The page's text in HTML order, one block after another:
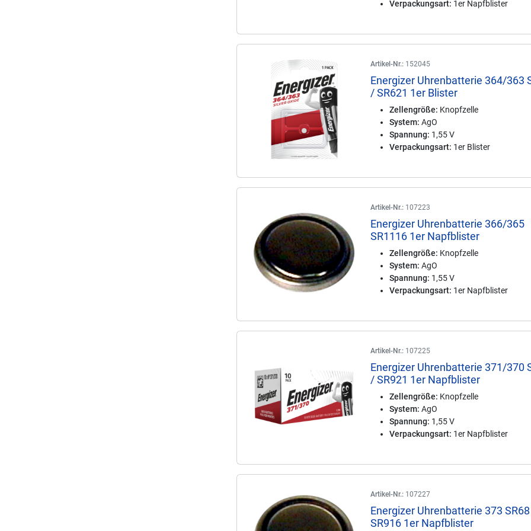
Verpackungsart: 1er Napfblister
Artikel-Nr.: 152045
Energizer Uhrenbatterie 364/363
/ SR621 1er Blister
Zellengröße: Knopfzelle
System: AgO
Spannung: 1,55 V
Verpackungsart: 1er Blister
Artikel-Nr.: 107223
Energizer Uhrenbatterie 366/365
SR1116 1er Napfblister
Zellengröße: Knopfzelle
System: AgO
Spannung: 1,55 V
Verpackungsart: 1er Napfblister
Artikel-Nr.: 107225
Energizer Uhrenbatterie 371/370
/ SR921 1er Napfblister
Zellengröße: Knopfzelle
System: AgO
Spannung: 1,55 V
Verpackungsart: 1er Napfblister
Artikel-Nr.: 107227
Energizer Uhrenbatterie 373
SR916 1er Napfblister